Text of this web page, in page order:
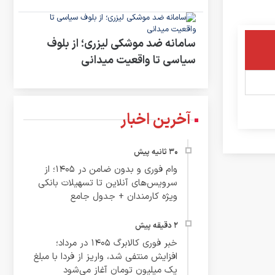
سامانه ضد موشکی لیزری؛ از بلوف
سیاسی تا واقعیت میدانی
آخرین اخبار
وام فوری و بدون ضامن در ۱۴۰۵؛ از
سرویس‌های آنلاین تا تسهیلات بانکی
ویژه کارمندان + جدول جامع
خبر فوری کالابرگ ۱۴۰۵ در مرداد؛
افزایش منتفی شد، واریز از فردا با مبلغ
یک میلیون تومان آغاز می‌شود